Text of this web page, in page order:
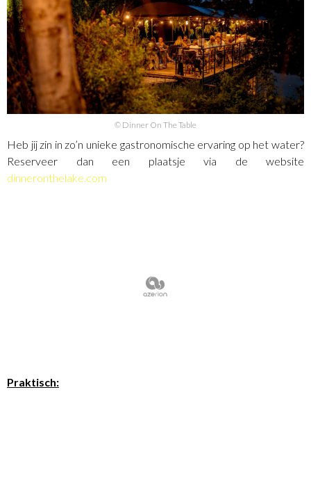
© Dinner On The Table
Heb jij zin in zo’n unieke gastronomische ervaring op het water?
Reserveer dan een plaatsje via de website
dinneronthelake.com
Praktisch: